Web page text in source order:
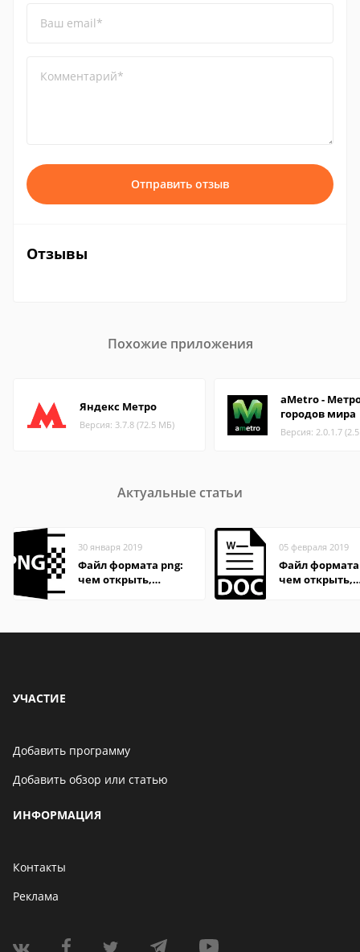
Ваш email*
Комментарий*
Отправить отзыв
Отзывы
Похожие приложения
Яндекс Метро
Версия: 3.7.8 (72.5 МБ)
aMetro -
городов мира
Версия: 2.0.1.7
Актуальные статьи
30 января 2019
Файл формата png:
чем открыть,
05 февраля 2019
Файл формата
чем открыть,
УЧАСТИЕ
Добавить программу
Добавить обзор или статью
ИНФОРМАЦИЯ
Контакты
Реклама